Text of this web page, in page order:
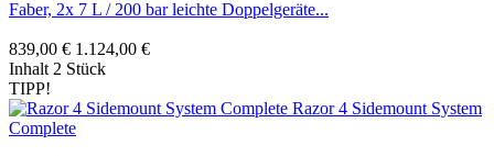
Faber, 2x 7 L / 200 bar leichte Doppelgeräte...
839,00 € 1.124,00 €
Inhalt 2 Stück
TIPP!
Razor 4 Sidemount System
Complete